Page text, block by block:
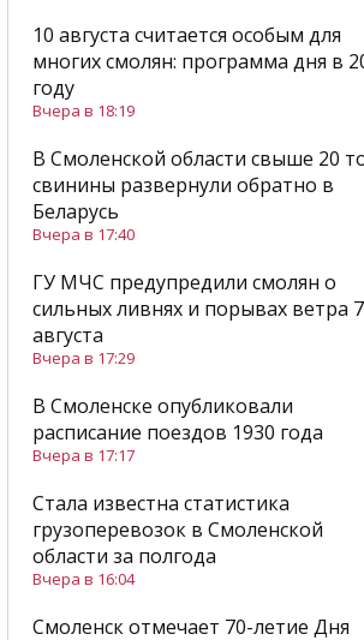
10 августа считается особым для
многих смолян: программа дня в
году
Вчера в 18:19
В Смоленской области свыше 20
свинины развернули обратно в
Беларусь
Вчера в 17:40
ГУ МЧС предупредили смолян о
сильных ливнях и порывах ветра 7
августа
Вчера в 17:29
В Смоленске опубликовали
расписание поездов 1930 года
Вчера в 17:17
Стала известна статистика
грузоперевозок в Смоленской
области за полгода
Вчера в 16:04
Смоленск отмечает 70-летие Дня